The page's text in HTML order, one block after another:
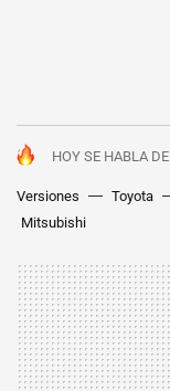
HOY SE HABLA DE
Versiones Toyota
Mitsubishi